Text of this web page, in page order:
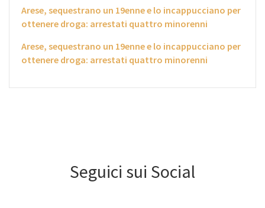
Arese, sequestrano un 19enne e lo incappucciano per
ottenere droga: arrestati quattro minorenni
Arese, sequestrano un 19enne e lo incappucciano per
ottenere droga: arrestati quattro minorenni
Seguici sui Social